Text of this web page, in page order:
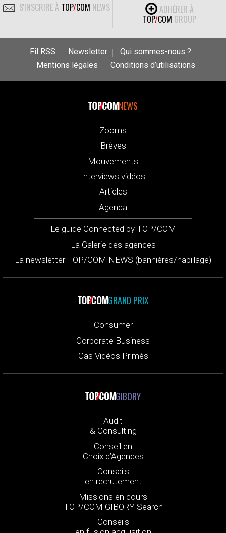
S'INSCRIRE À TOP/COM NEWS
ADHÉRER À
TOP/COM GROUP
Fil RSS Newsletter
Qui sommes-nous ?
Mentions légales
Conditions d’utilisations
NEWS
Zooms
Brèves
Mouvements
Interviews vidéos
Articles
Agenda
Le guide Connected by TOP/COM
La Galerie des agences
La newsletter TOP/COM NEWS (bannières/habillage)
GRAND PRIX
Consumer
Corporate Business
Cas Vidéos Primés
GIBORY
Audit
& Consulting
Conseil en
Choix d’Agences
Conseils
en recrutement
Missions en cours
TOP/COM GIBORY Search
Conseils